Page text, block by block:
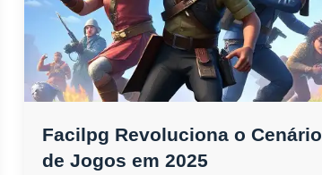
Facilpg Revoluciona o Cenário
de Jogos em 2025